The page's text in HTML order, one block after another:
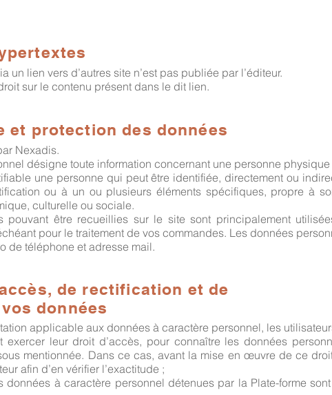
un lien vers d’autres site n’est pas publiée par l’éditeur.
sur le contenu présent dans le dit lien.
et protection des données
Nexadis.
désigne toute information concernant une personne
une personne qui peut être identifiée, directement ou
ou à un ou plusieurs éléments spécifiques, propre à
culturelle ou sociale.
pouvant être recueillies sur le site sont principalement
pour le traitement de vos commandes. Les données
de téléphone et adresse mail.
de rectification et de
données
applicable aux données à caractère personnel, les
exercer leur droit d’accès, pour connaître les données
mentionnée. Dans ce cas, avant la mise en œuvre de ce
afin d’en vérifier l’exactitude ;
à caractère personnel détenues par la Plate-forme